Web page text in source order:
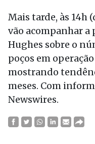
Mais tarde, às 14h
vão acompanhar a
Hughes sobre o
poços em
mostrando
meses. Com
Newswires.